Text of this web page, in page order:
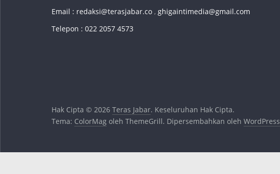
Email : redaksi@terasjabar.co , ghigaintimedia@gmail.com
Telepon : 022 2057 4573
Hak Cipta © 2026 Teras Jabar. Keseluruhan Hak Cipta.
Tema: ColorMag oleh ThemeGrill. Dipersembahkan oleh WordPress